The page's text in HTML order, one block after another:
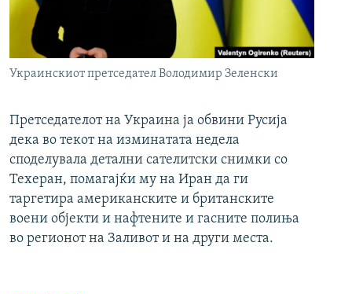
Украинскиот претседател Володимир Зеленски
Претседателот на Украина ја обвини Русија
дека во текот на изминатата недела
споделувала детални сателитски снимки со
Техеран, помагајќи му на Иран да ги
таргетира американските и британските
воени објекти и нафтените и гасните полиња
во регионот на Заливот и на други места.